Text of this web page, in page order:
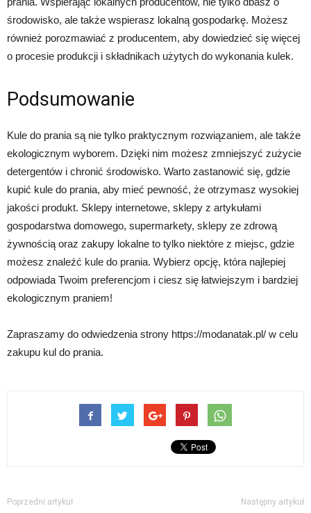
środowisko, ale także wspierasz lokalną gospodarkę. Możesz
również porozmawiać z producentem, aby dowiedzieć się więcej
o procesie produkcji i składnikach użytych do wykonania kulek.
Podsumowanie
Kule do prania są nie tylko praktycznym rozwiązaniem, ale także
ekologicznym wyborem. Dzięki nim możesz zmniejszyć zużycie
detergentów i chronić środowisko. Warto zastanowić się, gdzie
kupić kule do prania, aby mieć pewność, że otrzymasz wysokiej
jakości produkt. Sklepy internetowe, sklepy z artykułami
gospodarstwa domowego, supermarkety, sklepy ze zdrową
żywnością oraz zakupy lokalne to tylko niektóre z miejsc, gdzie
możesz znaleźć kule do prania. Wybierz opcję, która najlepiej
odpowiada Twoim preferencjom i ciesz się łatwiejszym i bardziej
ekologicznym praniem!
Zapraszamy do odwiedzenia strony https://modanatak.pl/ w celu
zakupu kul do prania.
Poprzedni artykuł Następny artykuł